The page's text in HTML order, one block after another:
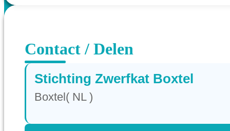
Contact / Delen
Stichting Zwerfkat Boxtel
Boxtel( NL )